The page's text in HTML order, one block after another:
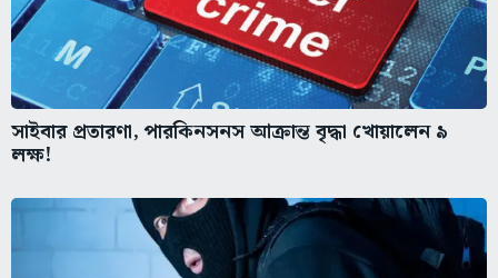
সাইবার প্রতারণা, পারকিনসনস আক্রান্ত বৃদ্ধা খোয়ালেন ৯
লক্ষ!